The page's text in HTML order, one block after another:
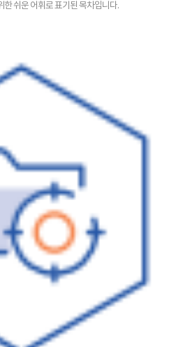
쉬운 어휘로 표기된 목차입니다.